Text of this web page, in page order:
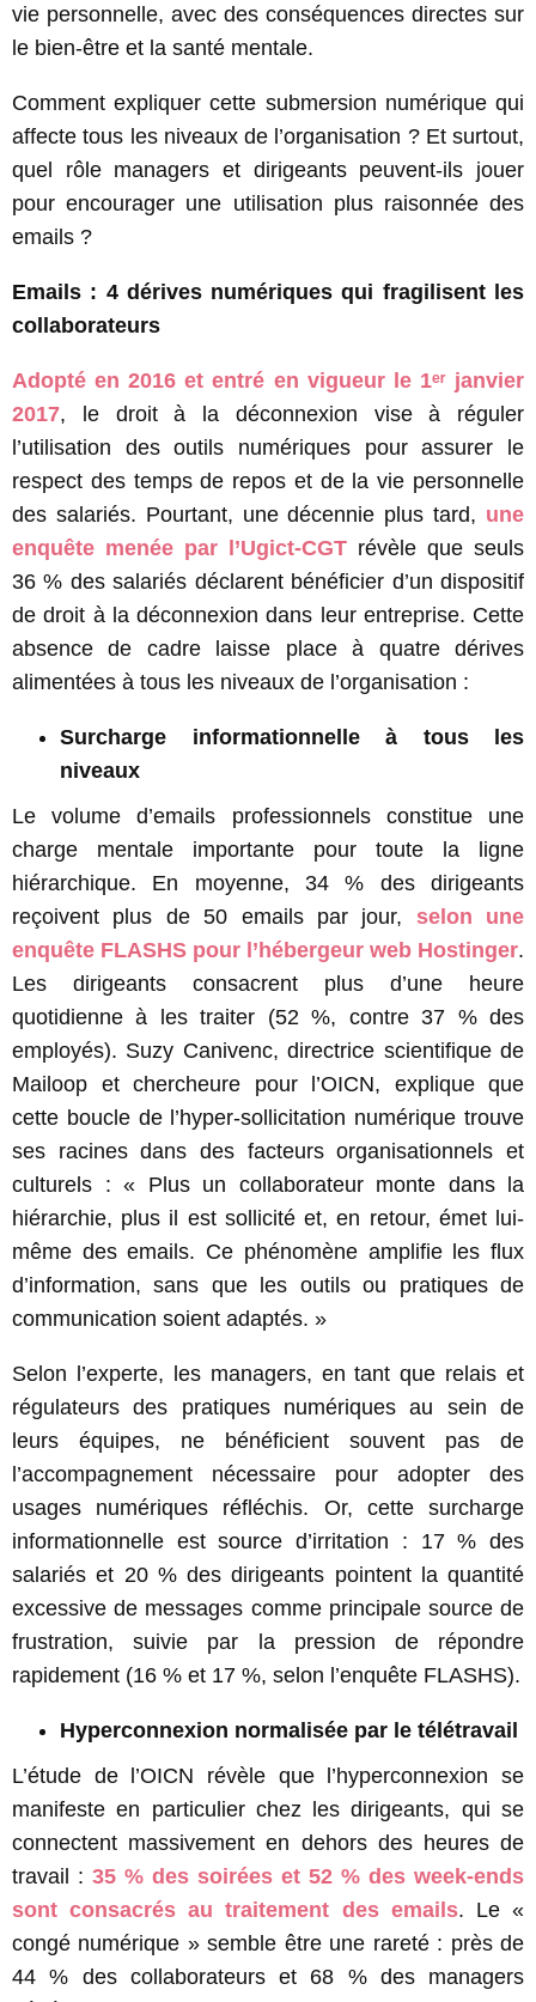
vie personnelle, avec des conséquences directes sur
le bien-être et la santé mentale.
Comment expliquer cette submersion numérique qui
affecte tous les niveaux de l’organisation ? Et surtout,
quel rôle managers et dirigeants peuvent-ils jouer
pour encourager une utilisation plus raisonnée des
emails ?
Emails : 4 dérives numériques qui fragilisent les
collaborateurs
Adopté en 2016 et entré en vigueur le 1ᵉʳ janvier
2017, le droit à la déconnexion vise à réguler
l’utilisation des outils numériques pour assurer le
respect des temps de repos et de la vie personnelle
des salariés. Pourtant, une décennie plus tard, une
enquête menée par l’Ugict-CGT révèle que seuls
36 % des salariés déclarent bénéficier d’un dispositif
de droit à la déconnexion dans leur entreprise. Cette
absence de cadre laisse place à quatre dérives
alimentées à tous les niveaux de l’organisation :
Surcharge informationnelle à tous les
niveaux
Le volume d’emails professionnels constitue une
charge mentale importante pour toute la ligne
hiérarchique. En moyenne, 34 % des dirigeants
reçoivent plus de 50 emails par jour, selon une
enquête FLASHS pour l’hébergeur web Hostinger.
Les dirigeants consacrent plus d’une heure
quotidienne à les traiter (52 %, contre 37 % des
employés). Suzy Canivenc, directrice scientifique de
Mailoop et chercheure pour l’OICN, explique que
cette boucle de l’hyper-sollicitation numérique trouve
ses racines dans des facteurs organisationnels et
culturels : « Plus un collaborateur monte dans la
hiérarchie, plus il est sollicité et, en retour, émet lui-
même des emails. Ce phénomène amplifie les flux
d’information, sans que les outils ou pratiques de
communication soient adaptés. »
Selon l’experte, les managers, en tant que relais et
régulateurs des pratiques numériques au sein de
leurs équipes, ne bénéficient souvent pas de
l’accompagnement nécessaire pour adopter des
usages numériques réfléchis. Or, cette surcharge
informationnelle est source d’irritation : 17 % des
salariés et 20 % des dirigeants pointent la quantité
excessive de messages comme principale source de
frustration, suivie par la pression de répondre
rapidement (16 % et 17 %, selon l’enquête FLASHS).
Hyperconnexion normalisée par le télétravail
L’étude de l’OICN révèle que l’hyperconnexion se
manifeste en particulier chez les dirigeants, qui se
connectent massivement en dehors des heures de
travail : 35 % des soirées et 52 % des week-ends
sont consacrés au traitement des emails. Le «
congé numérique » semble être une rareté : près de
44 % des collaborateurs et 68 % des managers